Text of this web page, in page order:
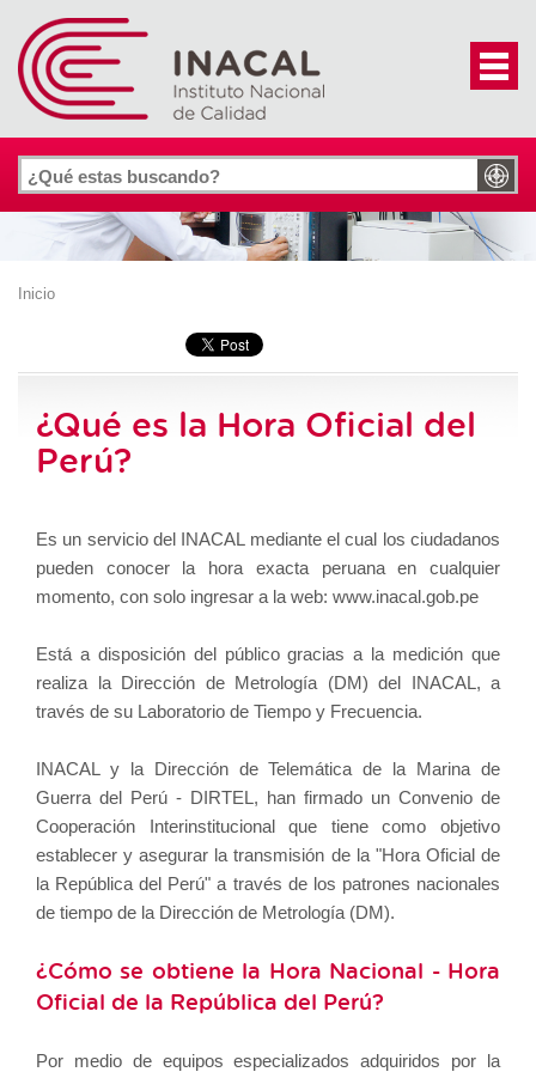
Inicio
¿Qué es la Hora Oficial del
Perú?
Es un servicio del INACAL mediante el cual los ciudadanos
pueden conocer la hora exacta peruana en cualquier
momento, con solo ingresar a la web: www.inacal.gob.pe
Está a disposición del público gracias a la medición que
realiza la Dirección de Metrología (DM) del INACAL, a
través de su Laboratorio de Tiempo y Frecuencia.
INACAL y la Dirección de Telemática de la Marina de
Guerra del Perú - DIRTEL, han firmado un Convenio de
Cooperación Interinstitucional que tiene como objetivo
establecer y asegurar la transmisión de la "Hora Oficial de
la República del Perú" a través de los patrones nacionales
de tiempo de la Dirección de Metrología (DM).
¿Cómo se obtiene la Hora Nacional - Hora
Oficial de la República del Perú?
Por medio de equipos especializados adquiridos por la